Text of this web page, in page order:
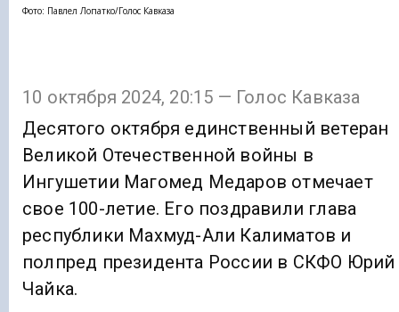
Фото: Павлел Лопатко/Голос Кавказа
10 октября 2024, 20:15 — Голос Кавказа
Десятого октября единственный ветеран
Великой Отечественной войны в
Ингушетии Магомед Медаров отмечает
свое 100-летие. Его поздравили глава
республики Махмуд-Али Калиматов и
полпред президента России в СКФО Юрий
Чайка.